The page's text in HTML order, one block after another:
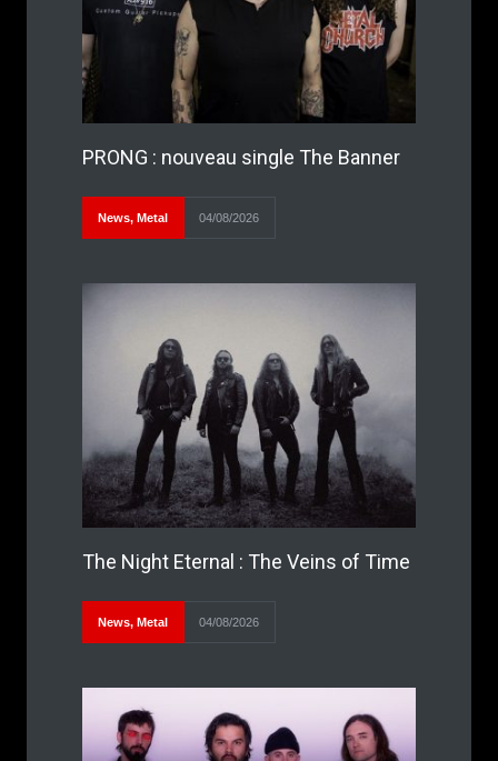
PRONG : nouveau single The Banner
News, Metal 04/08/2026
The Night Eternal : The Veins of Time
News, Metal 04/08/2026